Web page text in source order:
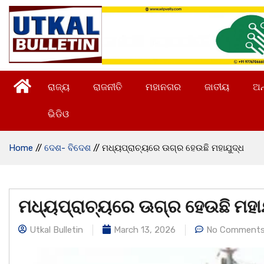
ରାଜ୍ୟ ରାଜନୀତି ମହାନଗର ଜାତୀୟ
ଭିଡିଓ
Home // ଦେଶ- ବିଦେଶ // ମଧ୍ୟପ୍ରାଚ୍ୟରେ ଊଗ୍ର ହେଉଛି ମହାଯୁଦ୍ଧ
ମଧ୍ୟପ୍ରାଚ୍ୟରେ ଊଗ୍ର ହେଉଛି
Utkal Bulletin March 13, 2026 No